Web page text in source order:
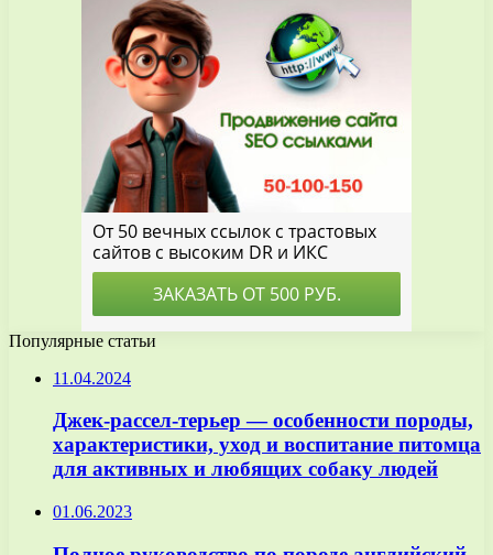
Популярные статьи
11.04.2024
Джек-рассел-терьер — особенности породы,
характеристики, уход и воспитание питомца
для активных и любящих собаку людей
01.06.2023